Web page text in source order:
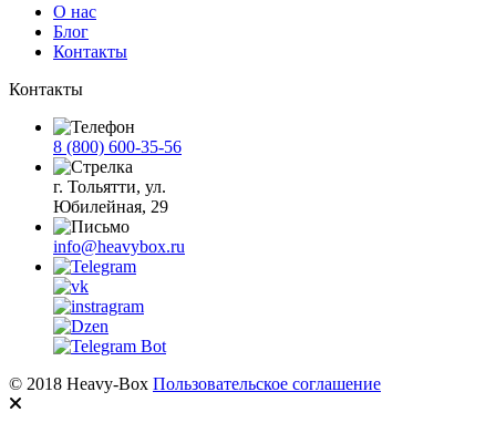
О нас
Блог
Контакты
Контакты
8 (800) 600-35-56
г. Тольятти, ул.
Юбилейная, 29
info@heavybox.ru
© 2018 Heavy-Box Пользовательское соглашение